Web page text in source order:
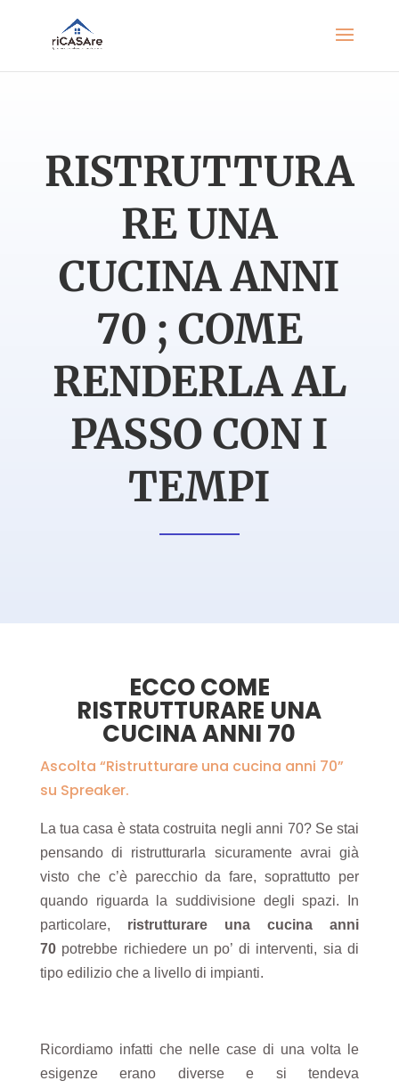
RISTRUTTURA
RE UNA
CUCINA ANNI
70 ; COME
RENDERLA AL
PASSO CON I
TEMPI
ECCO COME
RISTRUTTURARE UNA
CUCINA ANNI 70
Ascolta “Ristrutturare una cucina anni 70”
su Spreaker.
La tua casa è stata costruita negli anni 70? Se stai
pensando di ristrutturarla sicuramente avrai già
visto che c’è parecchio da fare, soprattutto per
quando riguarda la suddivisione degli spazi.
In
particolare, ristrutturare una cucina anni
70potrebbe richiedere un po’ di interventi, sia di
tipo edilizio che a livello di impianti.
Ricordiamo infatti che nelle case di una volta le
esigenze erano diverse e si tendeva